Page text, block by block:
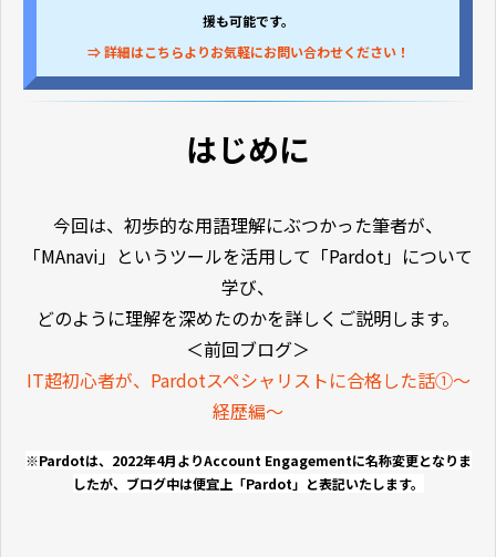
援も可能です。
⇒ 詳細はこちらよりお気軽にお問い合わせください！
はじめに
今回は、初歩的な用語理解にぶつかった筆者が、
「MAnavi」というツールを活用して「Pardot」について
学び、
どのように理解を深めたのかを詳しくご説明します。
＜前回ブログ＞
IT超初心者が、Pardotスペシャリストに合格した話①～
経歴編～
※Pardotは、2022年4月よりAccount Engagementに名称変更となりま
したが、ブログ中は便宜上「Pardot」と表記いたします。